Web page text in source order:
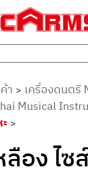
ทุกชนิด ตั้งแต่เริ่มต้นถึง
า > เครื่องดนตรี
Musical
>
อง ไซ